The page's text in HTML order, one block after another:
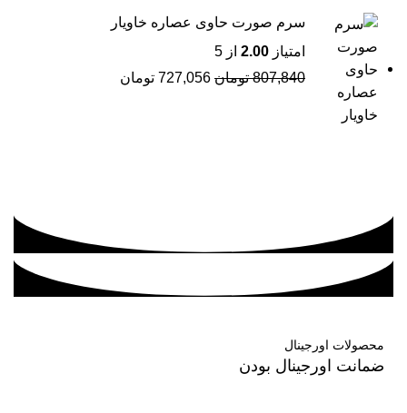
سرم صورت حاوی عصاره خاویار
امتیاز 2.00 از 5
807,840 تومان 727,056 تومان
محصولات اورجینال
ضمانت اورجینال بودن